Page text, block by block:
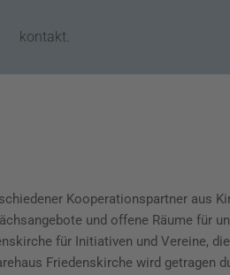
kontakt.
Kooperationspartner aus
und offene Räume für
für Initiativen und Vereine,
Friedenskirche wird getragen